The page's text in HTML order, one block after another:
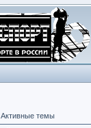
Активные темы